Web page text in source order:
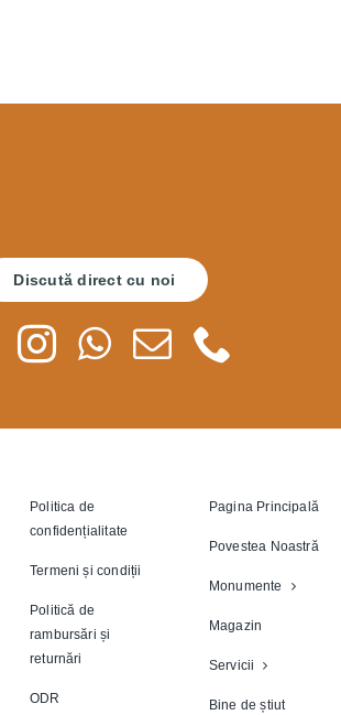
Discută direct cu noi
Politica de
confidențialitate
Termeni și condiții
Politică de
rambursări și
returnări
ODR
Pagina Principală
Povestea Noastră
Monumente
Magazin
Servicii
Bine de știut